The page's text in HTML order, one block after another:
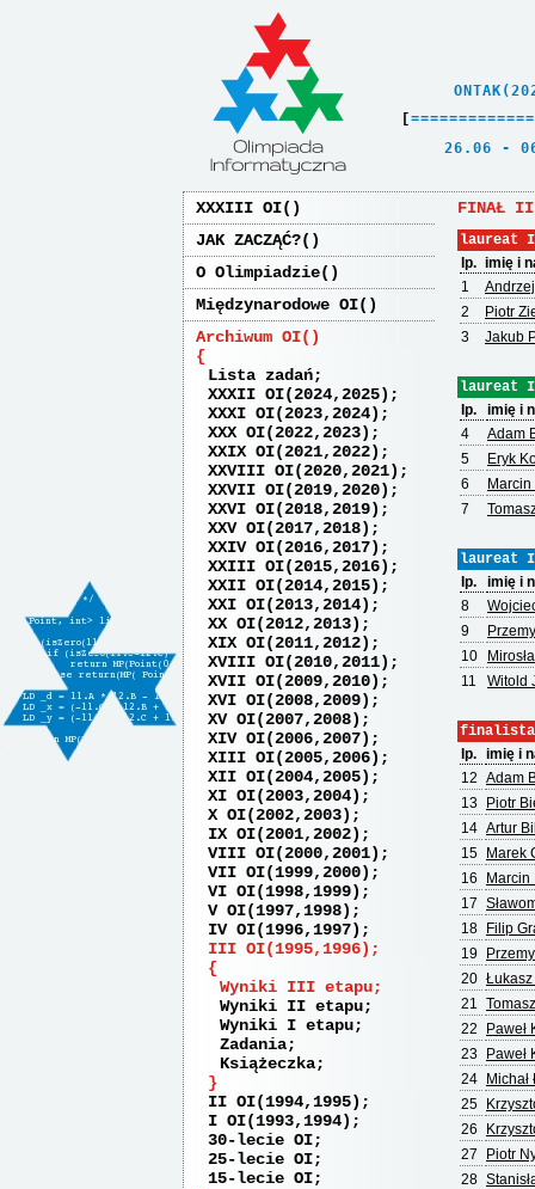
[ =============
26.06
XXXIII OI
JAK ZACZĄĆ?
O Olimpiadzie
Międzynarodowe OI
Archiwum OI
Lista zadań
XXXII OI(2024,2025)
XXXI OI(2023,2024)
XXX OI(2022,2023)
XXIX OI(2021,2022)
XXVIII OI(2020,2021)
XXVII OI(2019,2020)
XXVI OI(2018,2019)
XXV OI(2017,2018)
XXIV OI(2016,2017)
XXIII OI(2015,2016)
XXII OI(2014,2015)
XXI OI(2013,2014)
XX OI(2012,2013)
XIX OI(2011,2012)
XVIII OI(2010,2011)
XVII OI(2009,2010)
XVI OI(2008,2009)
XV OI(2007,2008)
XIV OI(2006,2007)
XIII OI(2005,2006)
XII OI(2004,2005)
XI OI(2003,2004)
X OI(2002,2003)
IX OI(2001,2002)
VIII OI(2000,2001)
VII OI(1999,2000)
VI OI(1998,1999)
V OI(1997,1998)
IV OI(1996,1997)
III OI(1995,1996)
Wyniki III etapu
Wyniki II etapu
Wyniki I etapu
Zadania
Książeczka
II OI(1994,1995)
I OI(1993,1994)
30-lecie OI
25-lecie OI
15-lecie OI
FINAŁ
laureat I
lp. imię i
1
2
Piotr
3
Jakub
laureat
lp.
imię i
4
Adam
5
Eryk
6
7
laureat
lp.
imię i
8
9
10
11
Witold
finalista
lp. imię i
12 Adam
13
Piotr
14 Artur
15
Marek
16
17
18
Filip
19
20
21
22
Paweł
23
Paweł
24
25
26
27
Piotr
28